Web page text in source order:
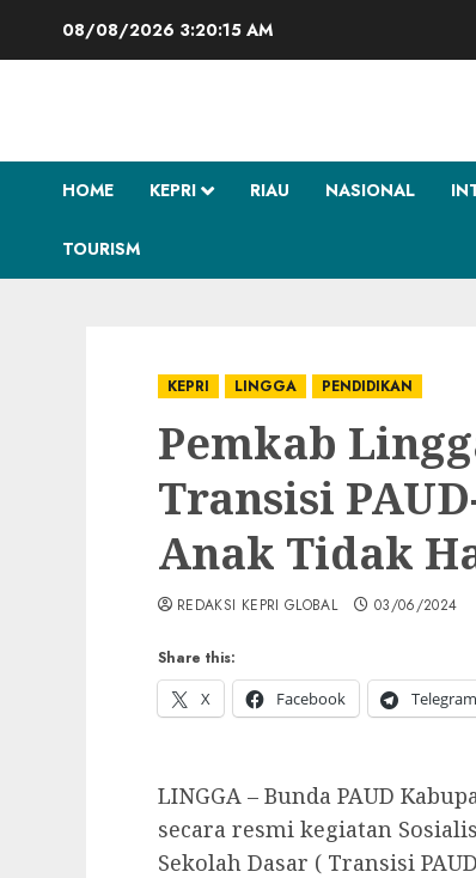
08/08/2026 3:20:15 AM
HOME KEPRI RIAU NASIONAL
TOURISM
KEPRI LINGGA PENDIDIKAN
Pemkab
Transisi
Anak Tidak
Share this:
X
Facebook Telegram
REDAKSI KEPRI GLOBAL 03/06/2024
LINGGA – Bunda PAUD
secara resmi kegiatan
Sekolah Dasar ( Transisi